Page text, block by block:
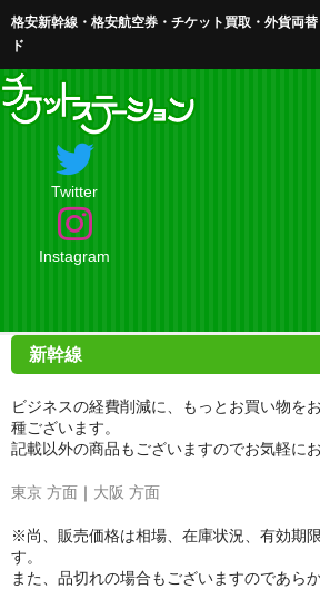
格安新幹線・格安航空券・チケット買取・外貨両
ド
Twitter
Instagram
ホーム
店舗案内・お問合せ
買取・買取査定
買取 金・プラチナ
新幹線
ビジネスの経費削減に、もっとお買い物を
種ございます。
記載以外の商品もございますのでお気軽に
東京 方面 ｜ 大阪 方面
※尚、販売価格は相場、在庫状況、有効期
す。
また、品切れの場合もございますのであら